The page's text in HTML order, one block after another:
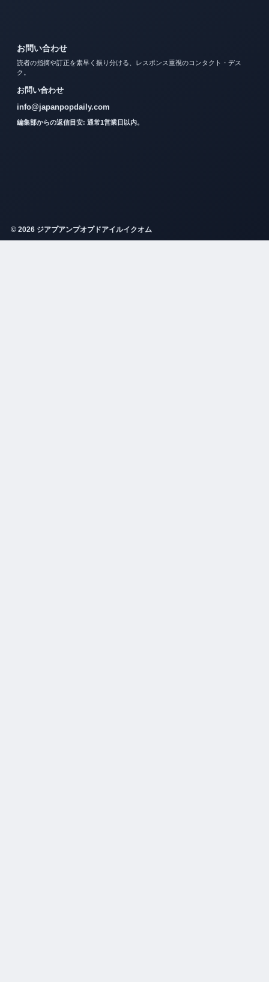
お問い合わせ
読者の指摘や訂正を素早く振り分ける、レスポンス重視のコンタクト・デス
ク。
お問い合わせ
info@japanpopdaily.com
編集部からの返信目安: 通常1営業日以内。
© 2026 ジアプアンプオプドアイルイクオム